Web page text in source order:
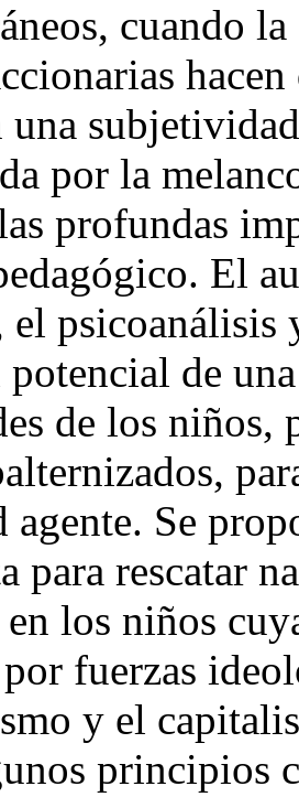
cuando
una
por la
profundas
El
el
de
de los niños,
Se
para rescatar
los niños
fuerzas
y el
principios